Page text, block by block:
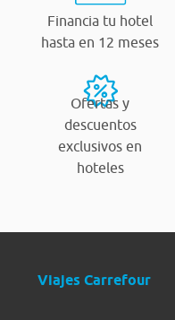
Financia tu hotel
hasta en 12 meses
Ofertas y
descuentos
exclusivos en
hoteles
Viajes Carrefour